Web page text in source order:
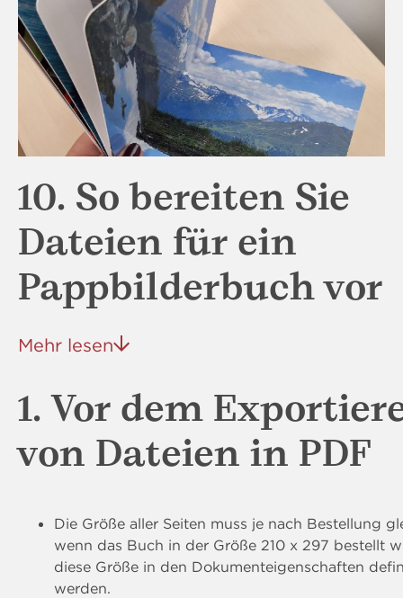
10. So bereiten Sie
Dateien für ein
Pappbilderbuch vor
Mehr lesen
1. Vor dem
von Dateien in PDF
Die Größe aller Seiten muss je nach Bestellung
wenn das Buch in der Größe 210 x 297 bestellt
diese Größe in den Dokumenteigenschaften
werden.